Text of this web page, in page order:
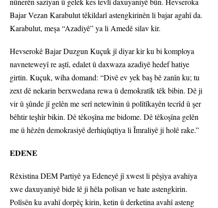
Bajar Vezan Karabulut têkildarî astengkirinên li bajar agahî da.
Karabulut, meşa “Azadiyê” ya li Amedê silav kir.
Hevserokê Bajar Duzgun Kuçuk jî diyar kir ku bi komploya
navneteweyî re aştî, edalet û daxwaza azadiyê hedef hatiye
girtin. Kuçuk, wiha domand: “Divê ev yek baş bê zanîn ku; tu
zext dê nekarin berxwedana rewa û demokratîk têk bibin. Dê ji
vir û şûnde jî gelên me serî netewînin û polîtîkayên tecrîd û şer
bêhtir teşhîr bikin. Dê têkoşîna me bidome. Dê têkoşîna gelên
me û hêzên demokrasiyê derhiqûqtiya li Îmraliyê ji holê rake.”
EDENE
Rêxistina DEM Partiyê ya Edeneyê jî xwest li pêşiya avahiya
xwe daxuyaniyê bide lê ji hêla polîsan ve hate astengkirin.
Polîsên ku avahî dorpêç kirin, ketin û derketina avahî asteng